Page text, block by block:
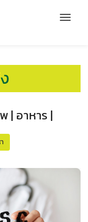
| อาหาร |